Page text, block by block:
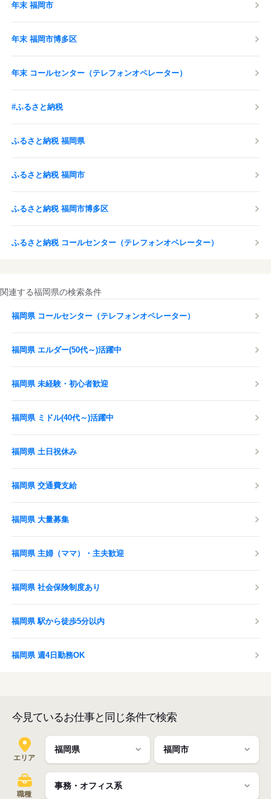
年末 福岡市
年末 福岡市博多区
年末 コールセンター（テレフォンオペレーター）
#ふるさと納税
ふるさと納税 福岡県
ふるさと納税 福岡市
ふるさと納税 福岡市博多区
ふるさと納税 コールセンター（テレフォンオペレーター）
関連する福岡県の検索条件
福岡県 コールセンター（テレフォンオペレーター）
福岡県 エルダー(50代～)活躍中
福岡県 未経験・初心者歓迎
福岡県 ミドル(40代～)活躍中
福岡県 土日祝休み
福岡県 交通費支給
福岡県 大量募集
福岡県 主婦（ママ）・主夫歓迎
福岡県 社会保険制度あり
福岡県 駅から徒歩5分以内
福岡県 週4日勤務OK
今見ているお仕事と同じ条件で検索
エリア
職種